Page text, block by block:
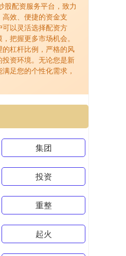
股配资服务平台，致力
效、便捷的资金支
以灵活选择配资方
把握更多市场机会。
杠杆比例，严格的风
资环境。无论您是新
足您的个性化需求，
集团
投资
重整
起火